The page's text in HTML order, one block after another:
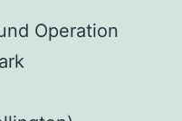
Operation